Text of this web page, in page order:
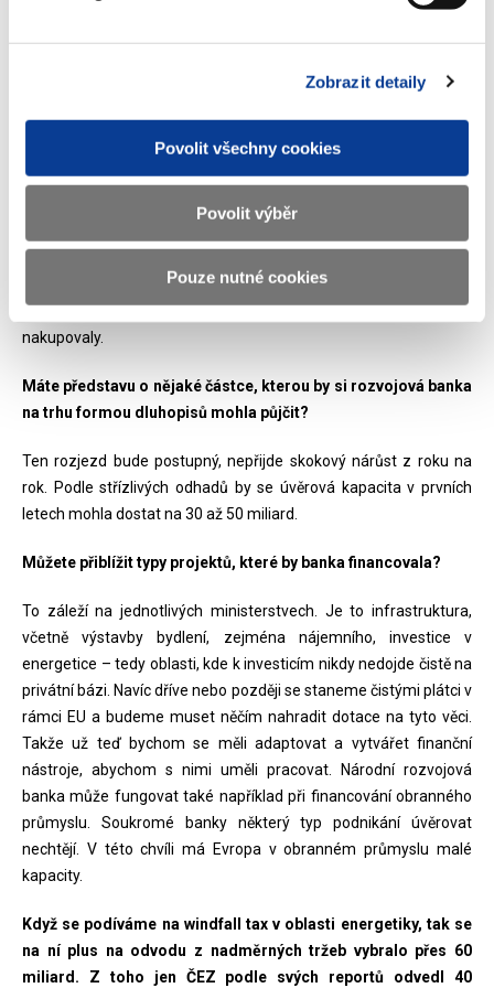
Zobrazit detaily
Povolit všechny cookies
Povolit výběr
Pouze nutné cookies
Měli jsme jednání například s penzijními fondy, které říkají, že by
mohly v této chvíli nějaké peníze investovat. V návrhu zákona je
uvedeno, že když dluhopisy budou mít vyšší splatnost než jeden
finanční skupiny. Když se podíváme na pravidla našich penzijních
fondů, tak jim to může pomoci a dát prostor, aby takové bondy
nakupovaly.
Máte představu o nějaké částce, kterou by si rozvojová banka
na trhu formou dluhopisů mohla půjčit?
Ten rozjezd bude postupný, nepřijde skokový nárůst z roku na
rok. Podle střízlivých odhadů by se úvěrová kapacita v prvních
letech mohla dostat na 30 až 50 miliard.
Můžete přiblížit typy projektů, které by banka financovala?
To záleží na jednotlivých ministerstvech. Je to infrastruktura,
včetně výstavby bydlení, zejména nájemního, investice v
energetice – tedy oblasti, kde k investicím nikdy nedojde čistě na
privátní bázi. Navíc dříve nebo později se staneme čistými plátci v
rámci EU a budeme muset něčím nahradit dotace na tyto věci.
Takže už teď bychom se měli adaptovat a vytvářet finanční
nástroje, abychom s nimi uměli pracovat. Národní rozvojová
banka může fungovat také například při financování obranného
průmyslu. Soukromé banky některý typ podnikání úvěrovat
nechtějí. V této chvíli má Evropa v obranném průmyslu malé
kapacity.
Když se podíváme na windfall tax v oblasti energetiky, tak se
na ní plus na odvodu z nadměrných tržeb vybralo přes 60
miliard. Z toho jen ČEZ podle svých reportů odvedl 40